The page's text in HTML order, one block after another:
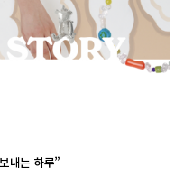
내는 하루”